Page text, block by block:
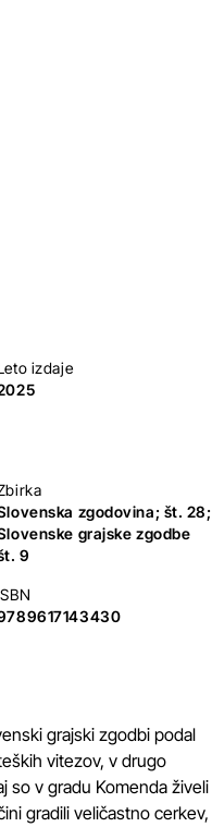
izdaje
zgodovina; št. 28;
grajske zgodbe
9
grajski zgodbi podal
vitezov, v drugo
so v gradu Komenda živeli
gradili veličastno cerkev,